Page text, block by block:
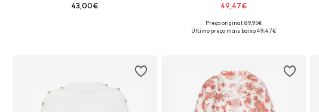
43,00€ 49,47€
Tamanhos disponíveis: S, M, L, XL, XXL
Preço original: 89,95€
Último preço mais baixo:49,47€